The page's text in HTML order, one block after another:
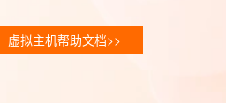
虚拟主机帮助文档>>